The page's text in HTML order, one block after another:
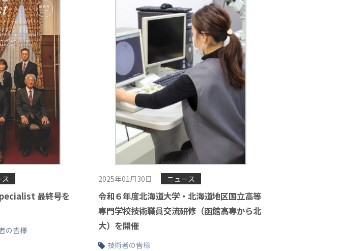
ス
最終号を
の皆様
2025年01月30日 ニュース
令和６年度北海道大学・北海道地区国立高等
専門学校技術職員交流研修（函館高専から北
大）を開催
技術者の皆様